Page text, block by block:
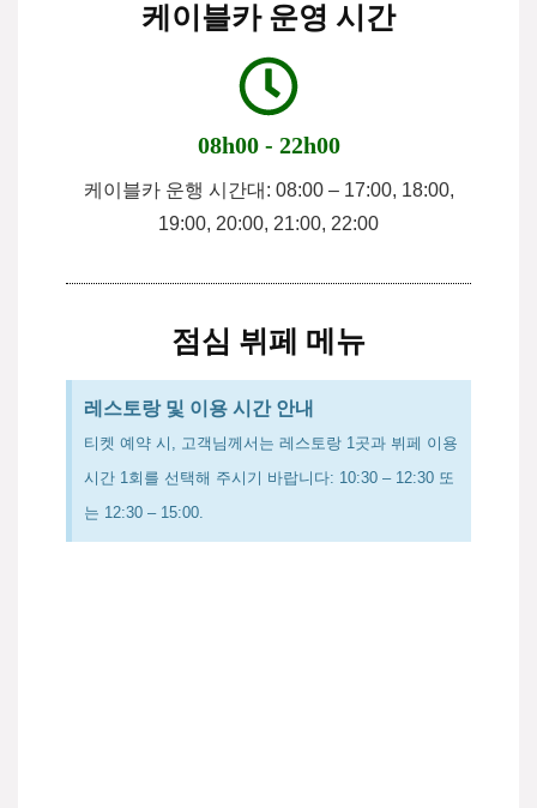
케이블카 운영 시간
08h00 - 22h00
케이블카 운행 시간대: 08:00 – 17:00, 18:00,
19:00, 20:00, 21:00, 22:00
점심 뷔페 메뉴
레스토랑 및 이용 시간 안내
티켓 예약 시, 고객님께서는 레스토랑 1곳과 뷔페 이용
시간 1회를 선택해 주시기 바랍니다: 10:30 – 12:30 또
는 12:30 – 15:00.